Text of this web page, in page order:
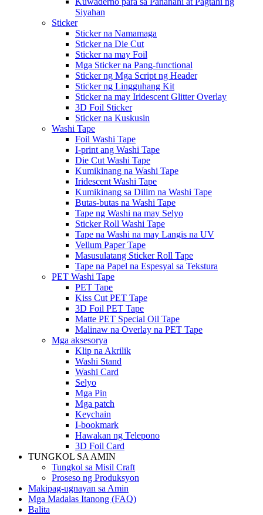
Siyahan
Sticker
Sticker na Namamaga
Sticker na Die Cut
Sticker na may Foil
Mga Sticker na Pang-functional
Sticker ng Mga Script ng Header
Sticker ng Lingguhang Kit
Sticker na may Iridescent Glitter Overlay
3D Foil Sticker
Sticker na Kuskusin
Washi Tape
Foil Washi Tape
I-print ang Washi Tape
Die Cut Washi Tape
Kumikinang na Washi Tape
Iridescent Washi Tape
Kumikinang sa Dilim na Washi Tape
Butas-butas na Washi Tape
Tape ng Washi na may Selyo
Sticker Roll Washi Tape
Tape na Washi na may Langis na UV
Vellum Paper Tape
Masusulatang Sticker Roll Tape
Tape na Papel na Espesyal sa Tekstura
PET Washi Tape
PET Tape
Kiss Cut PET Tape
3D Foil PET Tape
Matte PET Special Oil Tape
Malinaw na Overlay na PET Tape
Mga aksesorya
Klip na Akrilik
Washi Stand
Washi Card
Selyo
Mga Pin
Mga patch
Keychain
I-bookmark
Hawakan ng Telepono
3D Foil Card
TUNGKOL SA AMIN
Tungkol sa Misil Craft
Proseso ng Produksyon
Makipag-ugnayan sa Amin
Mga Madalas Itanong (FAQ)
Balita